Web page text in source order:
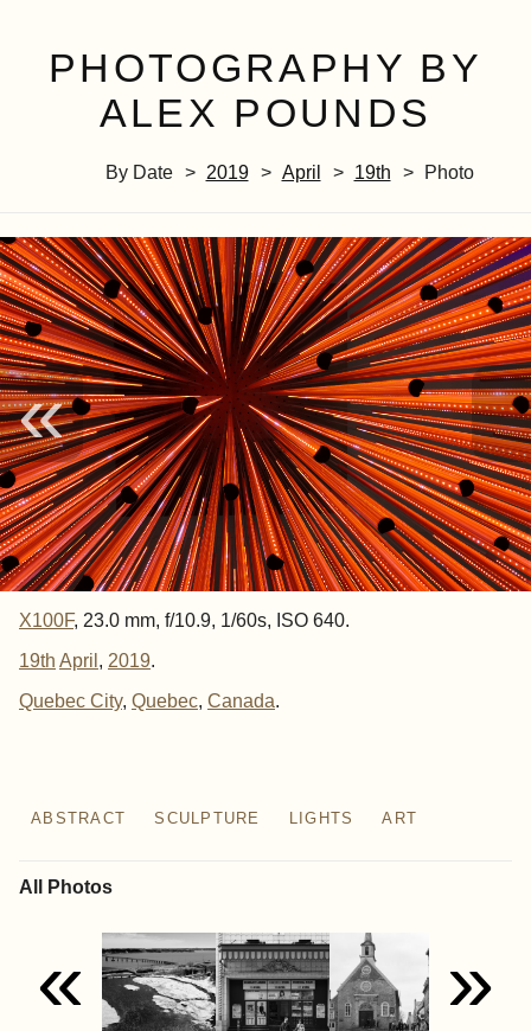
PHOTOGRAPHY BY
ALEX POUNDS
By Date 2019 April 19th Photo
«
X100F, 23.0 mm, f/10.9, 1/60s, ISO 640.
19th April , 2019.
Quebec City Quebec Canada
ABSTRACT SCULPTURE LIGHTS ART
All Photos
« »